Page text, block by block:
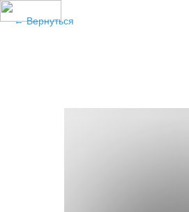
Вернуться